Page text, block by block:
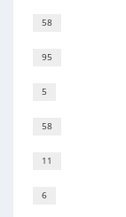
58
95
5
58
11
6